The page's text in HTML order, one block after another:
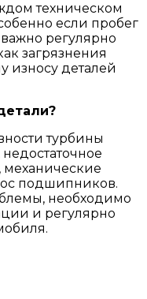
техническом
если пробег
регулярно
загрязнения
износу деталей
турбины
механические
подшипников.
необходимо
и регулярно